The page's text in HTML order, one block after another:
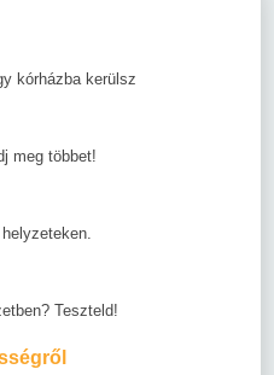
kórházba kerülsz
meg többet!
Teszteld!